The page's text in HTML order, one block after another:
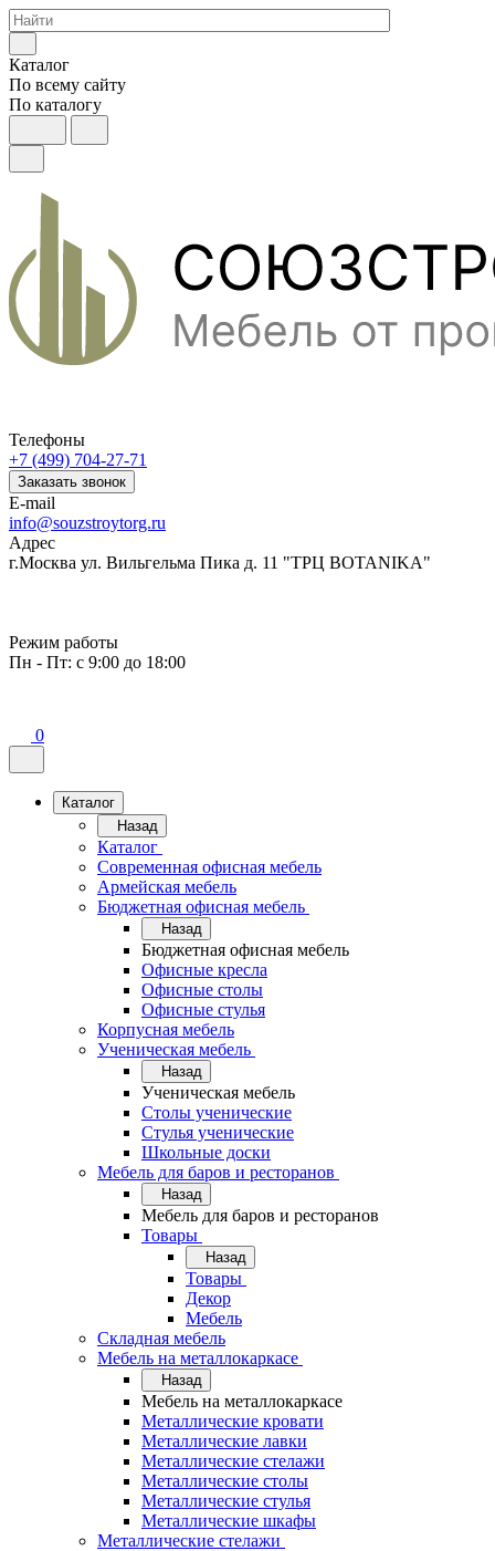
Каталог
По всему сайту
По каталогу
Телефоны
+7 (499) 704-27-71
Заказать звонок
E-mail
info@souzstroytorg.ru
Адрес
г.Москва ул. Вильгельма Пика д. 11 "ТРЦ BOTANIKA"
Режим работы
Пн - Пт: с 9:00 до 18:00
0
Каталог
Назад
Каталог
Современная офисная мебель
Армейская мебель
Бюджетная офисная мебель
Назад
Бюджетная офисная мебель
Офисные кресла
Офисные столы
Офисные стулья
Корпусная мебель
Ученическая мебель
Назад
Ученическая мебель
Столы ученические
Стулья ученические
Школьные доски
Мебель для баров и ресторанов
Назад
Мебель для баров и ресторанов
Товары
Назад
Товары
Декор
Мебель
Складная мебель
Мебель на металлокаркасе
Назад
Мебель на металлокаркасе
Металлические кровати
Металлические лавки
Металлические стелажи
Металлические столы
Металлические стулья
Металлические шкафы
Металлические стелажи